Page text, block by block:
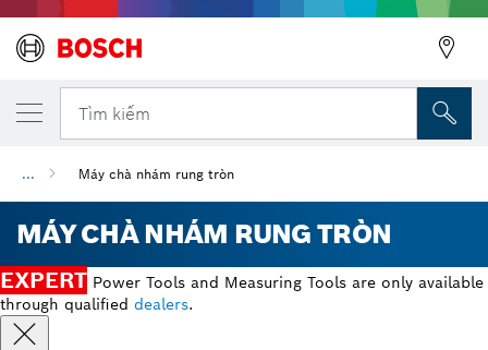
Tìm kiếm
... Máy chà nhám rung tròn
MÁY CHÀ NHÁM RUNG TRÒN
EXPERT Power Tools and Measuring Tools are only available
through qualified dealers.